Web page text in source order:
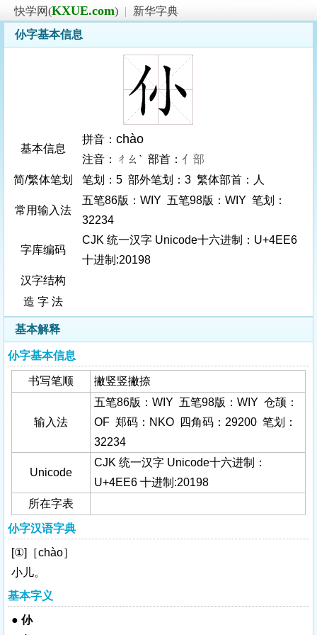
快学网(KXUE.com) |
新华字典
仦字基本信息
基本信息
拼音： chào
注音：ㄔㄠˋ 部首： 亻部
简/繁体笔划
笔划：5 部外笔划：3 繁体部首：人
常用输入法
五笔86版：WIY 五笔98版：WIY 笔划：
32234
字库编码
CJK 统一汉字 Unicode十六进制：U+4EE6
十进制:20198
汉字结构
造 字 法
基本解释
仦字基本信息
书写笔顺 撇竖竖撇捺
输入法
五笔86版：WIY 五笔98版：WIY 仓颉：
OF 郑码：NKO 四角码：29200 笔划：
32234
Unicode
CJK 统一汉字 Unicode十六进制：
U+4EE6 十进制:20198
所在字表
仦字汉语字典
[①]［chào］
小儿。
基本字义
● 仦